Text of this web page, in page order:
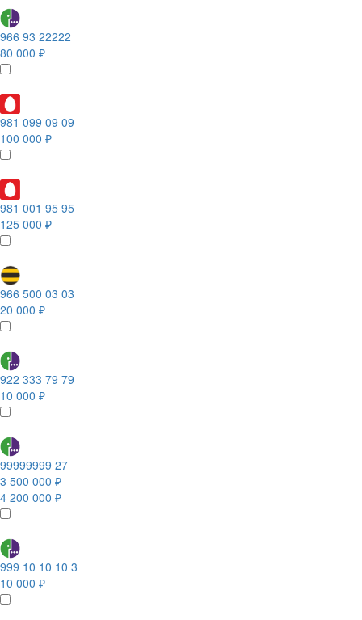
966 93 22222
80 000 ₽
981 099 09 09
100 000 ₽
981 001 95 95
125 000 ₽
966 500 03 03
20 000 ₽
922 333 79 79
10 000 ₽
99999999 27
3 500 000 ₽
4 200 000 ₽
999 10 10 10 3
10 000 ₽